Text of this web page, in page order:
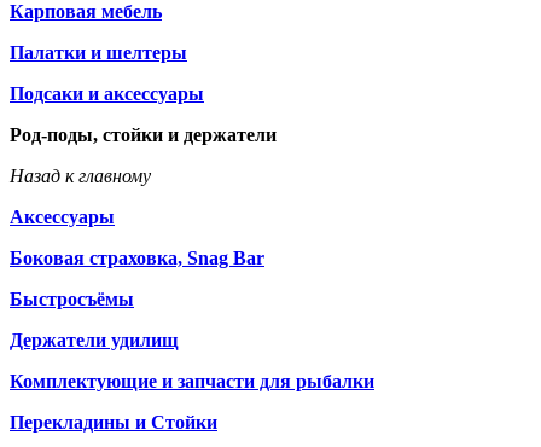
Карповая мебель
Палатки и шелтеры
Подсаки и аксессуары
Род-поды, стойки и держатели
Назад к главному
Аксессуары
Боковая страховка, Snag Bar
Быстросъёмы
Держатели удилищ
Комплектующие и запчасти для рыбалки
Перекладины и Стойки